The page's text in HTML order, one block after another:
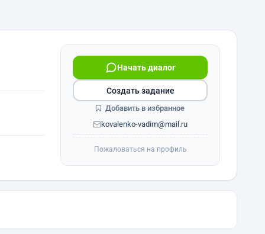
Начать диалог
kovalenko-vadim@mail.ru
Создать задание
Добавить в избранное
Пожаловаться на профиль